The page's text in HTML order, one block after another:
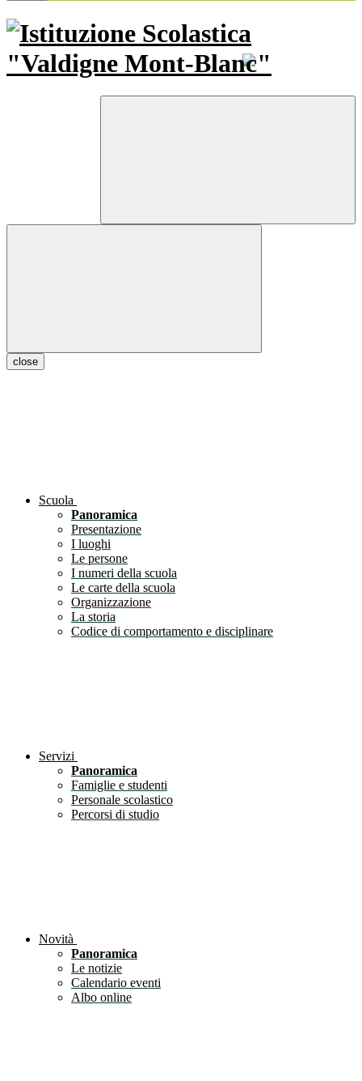
close
Scuola
Panoramica
Presentazione
I luoghi
Le persone
I numeri della scuola
Le carte della scuola
Organizzazione
La storia
Codice di comportamento e disciplinare
Servizi
Panoramica
Famiglie e studenti
Personale scolastico
Percorsi di studio
Novità
Panoramica
Le notizie
Calendario eventi
Albo online